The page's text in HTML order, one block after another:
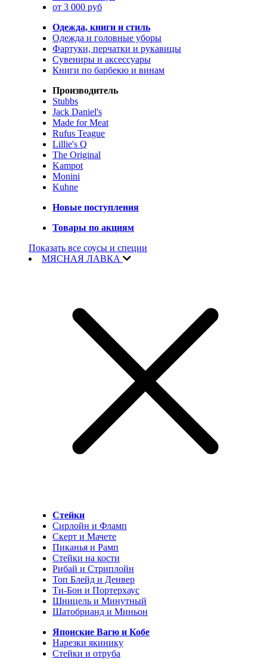
от 3 000 руб
Одежда, книги и стиль
Одежда и головные уборы
Фартуки, перчатки и рукавицы
Сувениры и аксессуары
Книги по барбекю и винам
Производитель
Stubbs
Jack Daniel's
Made for Meat
Rufus Teague
Lillie's Q
The Original
Kampot
Monini
Kuhne
Новые поступления
Товары по акциям
Показать все соусы и специи
МЯСНАЯ ЛАВКА
Стейки
Сирлойн и Фламп
Скерт и Мачете
Пиканья и Рамп
Стейки на кости
Рибай и Стриплойн
Топ Блейд и Денвер
Ти-Бон и Портерхаус
Шницель и Минутный
Шатобрианд и Миньон
Японские Вагю и Кобе
Нарезки якинику
Стейки и отруба